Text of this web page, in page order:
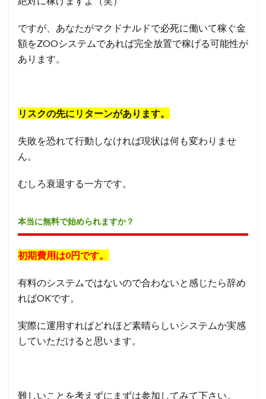
ですが、あなたがマクドナルドで必死に働いて稼ぐ金
額をZOOシステムであれば完全放置で稼げる可能性が
あります。
リスクの先にリターンがあります。
失敗を恐れて行動しなければ現状は何も変わりませ
ん。
むしろ衰退する一方です。
本当に無料で始められますか？
初期費用は0円です。
有料のシステムではないので合わないと感じたら辞め
ればOKです。
実際に運用すればどれほど素晴らしいシステムか実感
していただけると思います。
難しいことを考えずにまずは参加してみて下さい。